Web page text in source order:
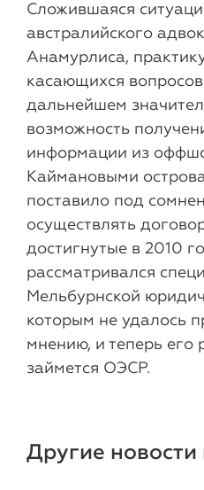
Сложившаяся
австралийского
Анамурлиса,
касающихся
дальнейшем
возможность
информации из
Каймановыми
поставило под
осуществлять
достигнутые в 2010
рассматривался
Мельбурнской
которым не удалось
мнению, и теперь его
займется ОЭСР.
Другие новости